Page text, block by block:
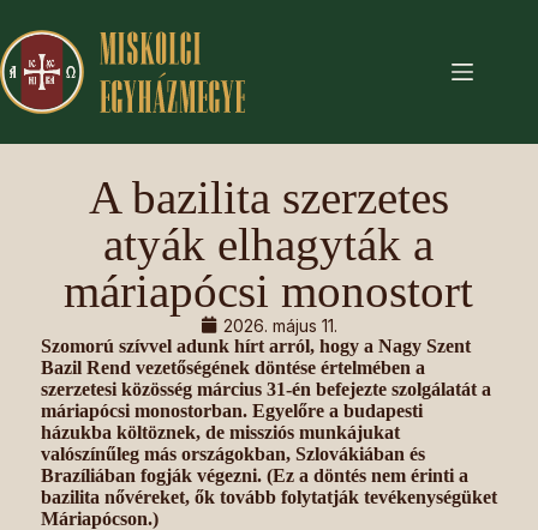
A bazilita szerzetes
atyák elhagyták a
máriapócsi monostort
2026. május 11.
Szomorú szívvel adunk hírt arról, hogy a Nagy Szent
Bazil Rend vezetőségének döntése értelmében a
szerzetesi közösség március 31-én befejezte szolgálatát a
máriapócsi monostorban. Egyelőre a budapesti
házukba költöznek, de missziós munkájukat
valószínűleg más országokban, Szlovákiában és
Brazíliában fogják végezni. (Ez a döntés nem érinti a
bazilita nővéreket, ők tovább folytatják tevékenységüket
Máriapócson.)